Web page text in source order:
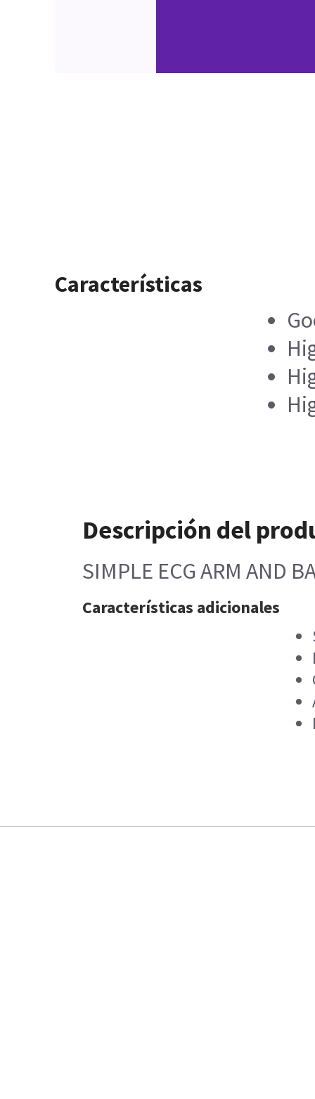
Características
Descripción del
SIMPLE ECG ARM AND
Características adicionales